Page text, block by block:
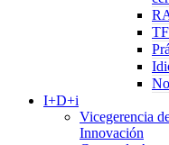
I+D+i
Vicegerencia
Innovación